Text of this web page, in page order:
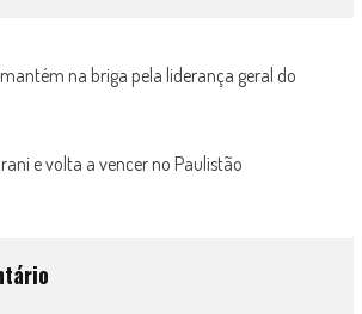
na briga pela liderança geral do
e volta a vencer no Paulistão